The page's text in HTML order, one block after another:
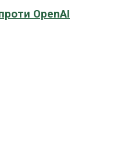
OpenAI